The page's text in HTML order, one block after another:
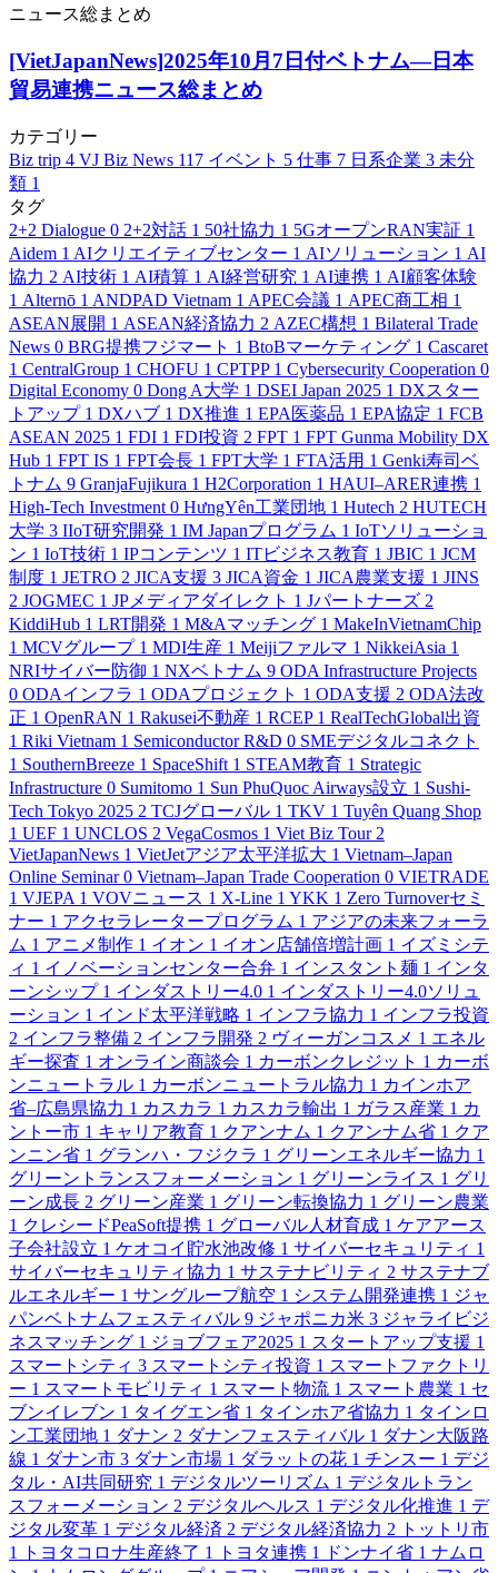
[VietJapanNews]2025年10月7日付ベトナム―日本
貿易連携ニュース総まとめ
カテゴリー
Biz trip 4 VJ Biz News 117 イベント 5 仕事 7 日系企業 3 未分
類 1
タグ
2+2 Dialogue 0 2+2対話 1 50社協力 1 5GオープンRAN実証 1
Aidem 1 AIクリエイティブセンター 1 AIソリューション 1 AI
協力 2 AI技術 1 AI積算 1 AI経営研究 1 AI連携 1 AI顧客体験
1 Alternō 1 ANDPAD Vietnam 1 APEC会議 1 APEC商工相 1
ASEAN展開 1 ASEAN経済協力 2 AZEC構想 1 Bilateral Trade
News 0 BRG提携フジマート 1 BtoBマーケティング 1 Cascaret
1 CentralGroup 1 CHOFU 1 CPTPP 1 Cybersecurity Cooperation 0
Digital Economy 0 Dong A大学 1 DSEI Japan 2025 1 DXスター
トアップ 1 DXハブ 1 DX推進 1 EPA医薬品 1 EPA協定 1 FCB
ASEAN 2025 1 FDI 1 FDI投資 2 FPT 1 FPT Gunma Mobility DX
Hub 1 FPT IS 1 FPT会長 1 FPT大学 1 FTA活用 1 Genki寿司ベ
トナム 9 GranjaFujikura 1 H2Corporation 1 HAUI–ARER連携 1
High-Tech Investment 0 HưngYên工業団地 1 Hutech 2 HUTECH
大学 3 IIoT研究開発 1 IM Japanプログラム 1 IoTソリューショ
ン 1 IoT技術 1 IPコンテンツ 1 ITビジネス教育 1 JBIC 1 JCM
制度 1 JETRO 2 JICA支援 3 JICA資金 1 JICA農業支援 1 JINS
2 JOGMEC 1 JPメディアダイレクト 1 Jパートナーズ 2
KiddiHub 1 LRT開発 1 M&Aマッチング 1 MakeInVietnamChip
1 MCVグループ 1 MDI生産 1 Meijiファルマ 1 NikkeiAsia 1
NRIサイバー防御 1 NXベトナム 9 ODA Infrastructure Projects
0 ODAインフラ 1 ODAプロジェクト 1 ODA支援 2 ODA法改
正 1 OpenRAN 1 Rakusei不動産 1 RCEP 1 RealTechGlobal出資
1 Riki Vietnam 1 Semiconductor R&D 0 SMEデジタルコネクト
1 SouthernBreeze 1 SpaceShift 1 STEAM教育 1 Strategic
Infrastructure 0 Sumitomo 1 Sun PhuQuoc Airways設立 1 Sushi-
Tech Tokyo 2025 2 TCJグローバル 1 TKV 1 Tuyên Quang Shop
1 UEF 1 UNCLOS 2 VegaCosmos 1 Viet Biz Tour 2
VietJapanNews 1 VietJetアジア太平洋拡大 1 Vietnam–Japan
Online Seminar 0 Vietnam–Japan Trade Cooperation 0 VIETRADE
1 VJEPA 1 VOVニュース 1 X-Line 1 YKK 1 Zero Turnoverセミ
ナー 1 アクセラレータープログラム 1 アジアの未来フォーラ
ム 1 アニメ制作 1 イオン 1 イオン店舗倍増計画 1 イズミシテ
ィ 1 イノベーションセンター合弁 1 インスタント麺 1 インタ
ーンシップ 1 インダストリー4.0 1 インダストリー4.0ソリュ
ーション 1 インド太平洋戦略 1 インフラ協力 1 インフラ投資
2 インフラ整備 2 インフラ開発 2 ヴィーガンコスメ 1 エネル
ギー探査 1 オンライン商談会 1 カーボンクレジット 1 カーボ
ンニュートラル 1 カーボンニュートラル協力 1 カインホア
省–広島県協力 1 カスカラ 1 カスカラ輸出 1 ガラス産業 1 カ
ントー市 1 キャリア教育 1 クアンナム 1 クアンナム省 1 クア
ンニン省 1 グランハ・フジクラ 1 グリーンエネルギー協力 1
グリーントランスフォーメーション 1 グリーンライス 1 グリ
ーン成長 2 グリーン産業 1 グリーン転換協力 1 グリーン農業
1 クレシードPeaSoft提携 1 グローバル人材育成 1 ケアアース
子会社設立 1 ケオコイ貯水池改修 1 サイバーセキュリティ 1
サイバーセキュリティ協力 1 サステナビリティ 2 サステナブ
ルエネルギー 1 サングループ航空 1 システム開発連携 1 ジャ
パンベトナムフェスティバル 9 ジャポニカ米 3 ジャライビジ
ネスマッチング 1 ジョブフェア2025 1 スタートアップ支援 1
スマートシティ 3 スマートシティ投資 1 スマートファクトリ
ー 1 スマートモビリティ 1 スマート物流 1 スマート農業 1 セ
ブンイレブン 1 タイグエン省 1 タインホア省協力 1 タインロ
ン工業団地 1 ダナン 2 ダナンフェスティバル 1 ダナン大阪路
線 1 ダナン市 3 ダナン市場 1 ダラットの花 1 チンスー 1 デジ
タル・AI共同研究 1 デジタルツーリズム 1 デジタルトラン
スフォーメーション 2 デジタルヘルス 1 デジタル化推進 1 デ
ジタル変革 1 デジタル経済 2 デジタル経済協力 2
トットリ市
1
トヨタコロナ生産終了 1 トヨタ連携 1 ドンナイ省 1 ナムロ